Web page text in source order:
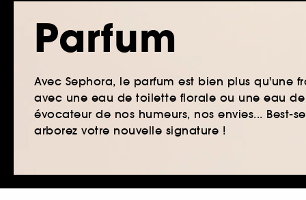
Parfum
Avec Sephora, le parfum est bien plus qu'une
avec une eau de toilette florale ou une eau
évocateur de nos humeurs, nos envies... Best-
arborez votre nouvelle signature !